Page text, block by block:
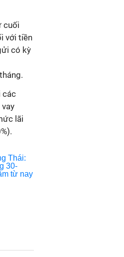
cuối
với tiền
có kỳ
các
lãi